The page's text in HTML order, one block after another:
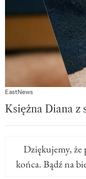
EastNews
Księżna Diana
Dziękujemy, że
końca. Bądź na